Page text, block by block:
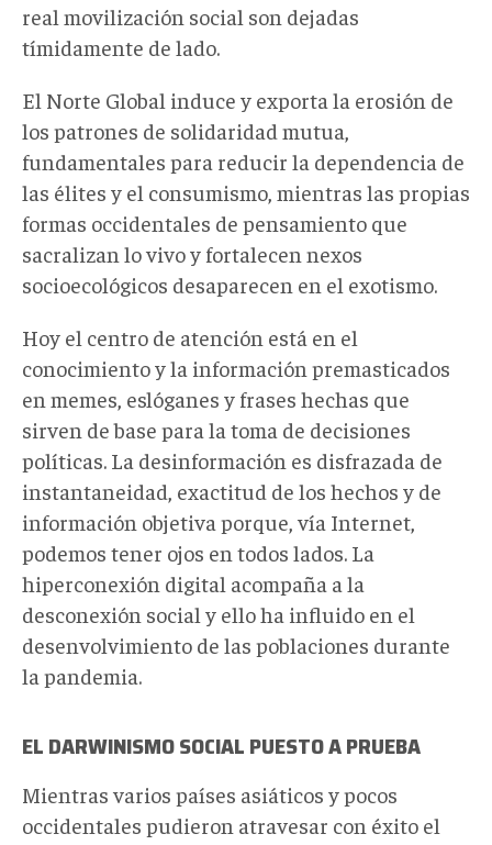
real movilización social son dejadas
tímidamente de lado.
El Norte Global induce y exporta la erosión de
los patrones de solidaridad mutua,
fundamentales para reducir la dependencia de
las élites y el consumismo, mientras las propias
formas occidentales de pensamiento que
sacralizan lo vivo y fortalecen nexos
socioecológicos desaparecen en el exotismo.
Hoy el centro de atención está en el
conocimiento y la información premasticados
en memes, eslóganes y frases hechas que
sirven de base para la toma de decisiones
políticas. La desinformación es disfrazada de
instantaneidad, exactitud de los hechos y de
información objetiva porque, vía Internet,
podemos tener ojos en todos lados. La
hiperconexión digital acompaña a la
desconexión social y ello ha influido en el
desenvolvimiento de las poblaciones durante
la pandemia.
EL DARWINISMO SOCIAL PUESTO A PRUEBA
Mientras varios países asiáticos y pocos
occidentales pudieron atravesar con éxito el